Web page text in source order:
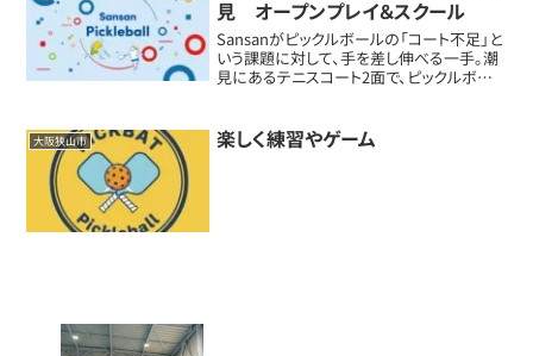
見 オープンプレイ＆スクール
Sansanがピックルボールの「コート不足」と
いう課題に対して、手を差し伸べる一手。潮
見にあるテニスコート2面で、ピックルボー
大阪狭山市 楽しく練習やゲーム